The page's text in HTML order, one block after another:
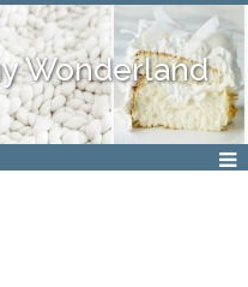
Wonderland